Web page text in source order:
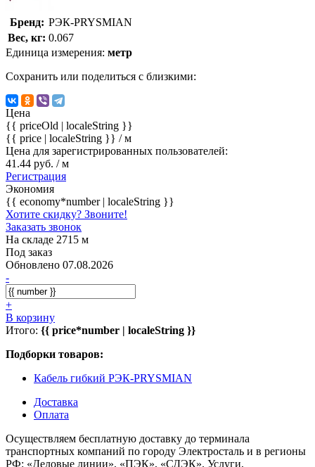
Бренд: РЭК-PRYSMIAN
Вес, кг: 0.067
Единица измерения: метр
Сохранить или поделиться с близкими:
Цена
{{ priceOld | localeString }}
{{ price | localeString }} / м
Цена для зарегистрированных пользователей:
41.44 руб. / м
Регистрация
Экономия
{{ economy*number | localeString }}
Хотите скидку? Звоните!
Заказать звонок
На складе 2715 м
Под заказ
Обновлено 07.08.2026
-
+
В корзину
Итого: {{ price*number | localeString }}
Подборки товаров:
Кабель гибкий РЭК-PRYSMIAN
Доставка
Оплата
Осуществляем бесплатную доставку до терминала
транспортных компаний по городу Электросталь и в регионы
РФ: «Деловые линии», «ПЭК», «СДЭК». Услуги,